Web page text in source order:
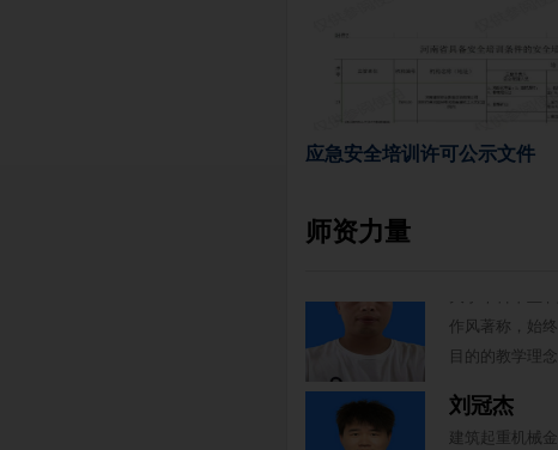
应急安全培训许可公示文件
师资力量
理论实操教学
王中富
场建筑经验，
目的的教学理
建筑起重机械
就职于浙江宝